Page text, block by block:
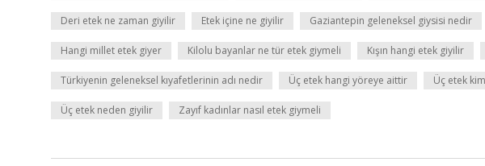
Deri etek ne zaman giyilir Etek içine ne giyilir Gaziantepin geleneksel giysisi nedir
Hangi millet etek giyer Kilolu bayanlar ne tür etek giymeli Kışın hangi etek giyilir
Türkiyenin geleneksel kıyafetlerinin adı nedir Üç etek hangi yöreye aittir Üç etek
Üç etek neden giyilir Zayıf kadınlar nasıl etek giymeli